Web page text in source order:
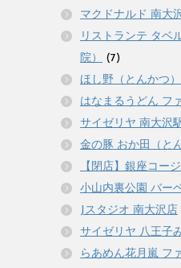
マクドナルド 南大
リストランテ タベ
院）
(7)
ほし野（とんかつ
はなまるうどん フ
サイゼリヤ 南大沢
金の豚 おか田（と
【閉店】銀座コー
小山内裏公園 バー
Jスタジオ 南大沢店
サイゼリヤ 八王子
らあめん花月嵐 フ